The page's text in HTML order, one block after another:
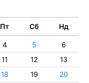
Пт Сб Нд
4 5
6
11 12
13
18 19
20